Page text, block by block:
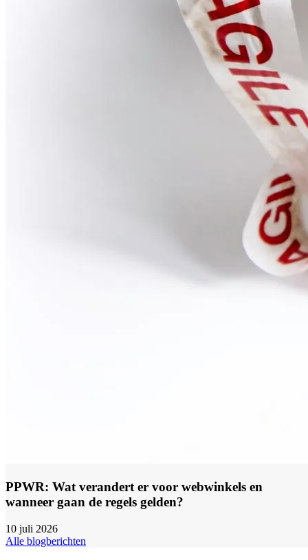
PPWR: Wat verandert er voor webwinkels en
wanneer gaan de regels gelden?
10 juli 2026
Alle blogberichten